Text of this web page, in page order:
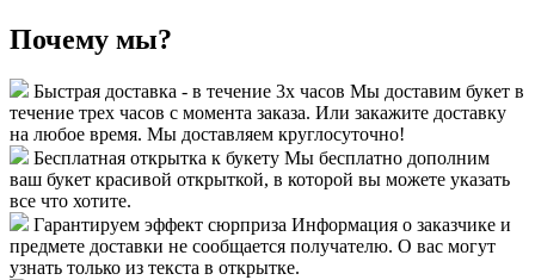
Почему мы?
Быстрая доставка - в течение 3х часов Мы доставим букет в
течение трех часов с момента заказа. Или закажите доставку
на любое время. Мы доставляем круглосуточно!
Бесплатная открытка к букету Мы бесплатно дополним
ваш букет красивой открыткой, в которой вы можете указать
все что хотите.
Гарантируем эффект сюрприза Информация о заказчике и
предмете доставки не сообщается получателю. О вас могут
узнать только из текста в открытке.